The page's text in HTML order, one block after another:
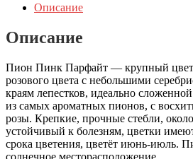
Описание
Описание
Пион Пинк Парфайт — крупный
розового цвета с небольшими
краям лепестков, идеально
из самых ароматных пионов, с
розы. Крепкие, прочные стебли,
устойчивый к болезням, цветки
срока цветения, цветёт июнь-июль.
солнечное месторасположение.